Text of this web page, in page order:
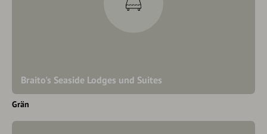
Braito's Seaside Lodges und Suites
Grän